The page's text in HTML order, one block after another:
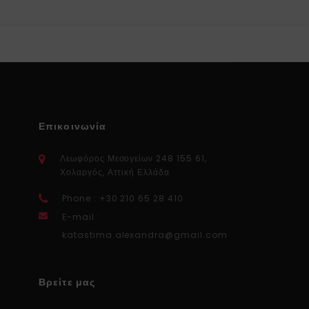
Επικοινωνία
Λεωφόρος Μεσογείων 248 155 61,
Χολαργός, Αττική Ελλάδα
Phone : +30 210 65 28 410
E-mail :
katastima.alexandra@gmail.com
Βρείτε μας